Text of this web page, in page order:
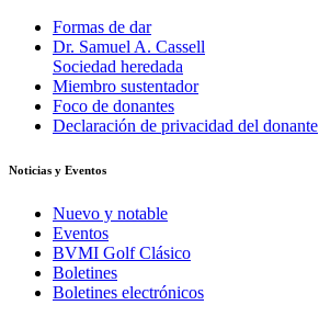
Formas de dar
Dr. Samuel A. Cassell
Sociedad heredada
Miembro sustentador
Foco de donantes
Declaración de privacidad del donante
Noticias y Eventos
Nuevo y notable
Eventos
BVMI Golf Clásico
Boletines
Boletines electrónicos